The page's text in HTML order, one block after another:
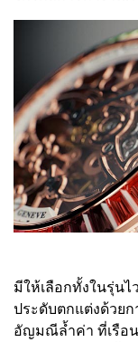
มีให้เลือกทั้งในรุ่น
ประดับตกแต่งด้วย
อัญมณีล้ำค่า ที่เรือน